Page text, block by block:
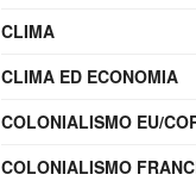
CLIMA
CLIMA ED ECONOMIA
COLONIALISMO EU/
COLONIALISMO